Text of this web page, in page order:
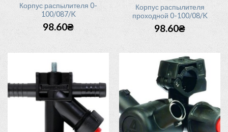
Корпус распылителя 0-
100/087/K
98.60₴
Корпус распылителя
проходной 0-100/08/K
98.60₴